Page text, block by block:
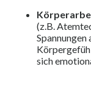
(z.B.
sich